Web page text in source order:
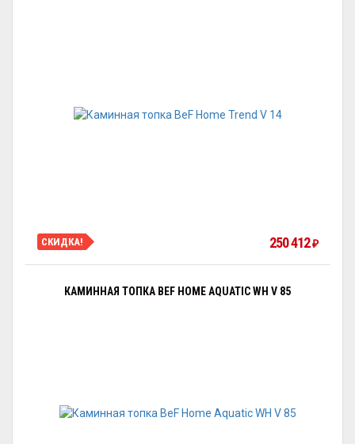
СКИДКА! 250 412₽
КАМИННАЯ ТОПКА BEF HOME AQUATIC WH V 85